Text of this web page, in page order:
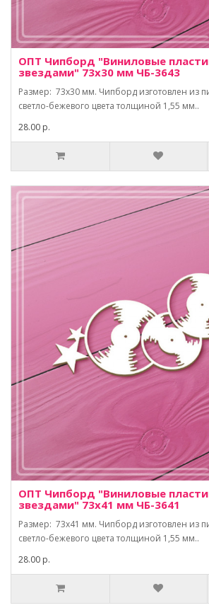
ОПТ Чипборд "Виниловые
звездами" 73х30 мм ЧБ-3643
Размер: 73х30 мм. Чипборд изготовлен из
светло-бежевого цвета толщиной 1,55 мм..
28.00 р.
ОПТ Чипборд "Виниловые
звездами" 73х41 мм ЧБ-3641
Размер: 73х41 мм. Чипборд изготовлен из
светло-бежевого цвета толщиной 1,55 мм..
28.00 р.